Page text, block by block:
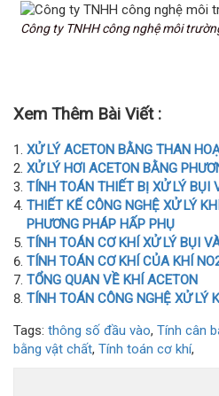
Công ty TNHH công nghệ môi
Xem Thêm Bài Viết :
XỬ LÝ ACETON BẰNG THAN
XỬ LÝ HƠI ACETON BẰNG
TÍNH TOÁN THIẾT BỊ XỬ LÝ BỤI
THIẾT KẾ CÔNG NGHỆ XỬ LÝ
PHƯƠNG PHÁP HẤP PHỤ
TÍNH TOÁN CƠ KHÍ XỬ LÝ BỤI
TÍNH TOÁN CƠ KHÍ CỦA KHÍ
TỔNG QUAN VỀ KHÍ ACETON
TÍNH TOÁN CÔNG NGHỆ XỬ LÝ
Tags: thông số đầu vào, Tính cân
bằng vật chất, Tính toán cơ khí,